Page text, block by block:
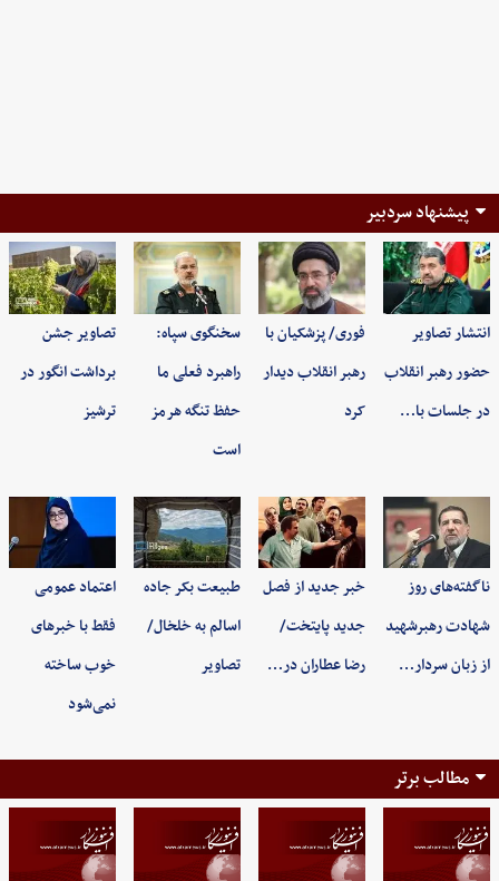
پیشنهاد سردبیر
انتشار تصاویر
حضور رهبر انقلاب
در جلسات با…
فوری/ پزشکیان با
رهبر انقلاب دیدار
کرد
سخنگوی سپاه:
راهبرد فعلی ما
حفظ تنگه هرمز
است
تصاویر جشن
برداشت انگور در
ترشیز
ناگفته‌های روز
شهادت رهبرشهید
از زبان سردار…
خبر جدید از فصل
جدید پایتخت/
رضا عطاران در…
طبیعت بکر جاده
اسالم به خلخال/
تصاویر
اعتماد عمومی
فقط با خبرهای
خوب ساخته
نمی‌شود
مطالب برتر